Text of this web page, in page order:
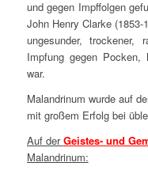
und gegen Impffolgen
John Henry Clarke
ungesunder,
Impfung gegen Pocken,
war.
Malandrinum wurde auf
mit großem Erfolg bei
Auf derGeistes- und
Malandrinum: